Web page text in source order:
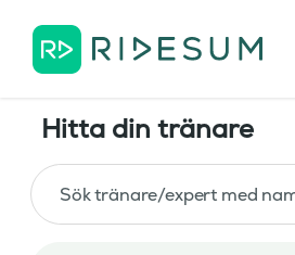
Hitta din tränare